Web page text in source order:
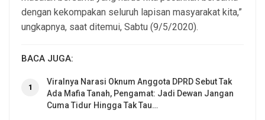
dengan kekompakan seluruh lapisan masyarakat kita,”
ungkapnya, saat ditemui, Sabtu (9/5/2020).
BACA JUGA:
1
Viralnya Narasi Oknum Anggota DPRD Sebut Tak
Ada Mafia Tanah, Pengamat: Jadi Dewan Jangan
Cuma Tidur Hingga Tak Tau…